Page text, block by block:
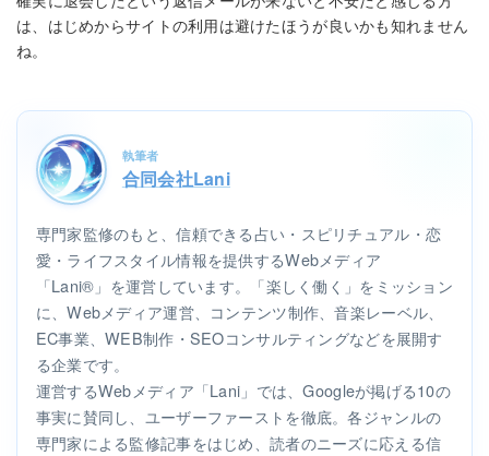
は、はじめからサイトの利用は避けたほうが良いかも知れません
ね。
執筆者
合同会社Lani
専門家監修のもと、信頼できる占い・スピリチュアル・恋
愛・ライフスタイル情報を提供するWebメディア
「Lani®」を運営しています。「楽しく働く」をミッション
に、Webメディア運営、コンテンツ制作、音楽レーベル、
EC事業、WEB制作・SEOコンサルティングなどを展開す
る企業です。
運営するWebメディア「Lani」では、Googleが掲げる10の
事実に賛同し、ユーザーファーストを徹底。各ジャンルの
専門家による監修記事をはじめ、読者のニーズに応える信